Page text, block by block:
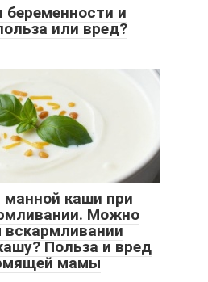
беременности и
или вред?
манной каши при
Можно
вскармливании
Польза и вред
мамы